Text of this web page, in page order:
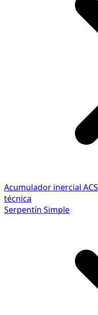
Acumulador inercial ACS
técnica
Serpentín Simple